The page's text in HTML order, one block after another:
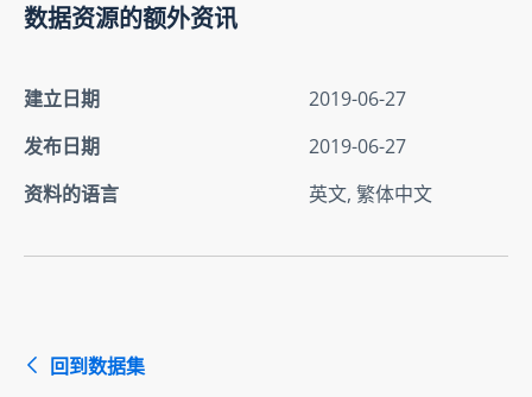
数据资源的额外资讯
建立日期
2019-06-27
发布日期
2019-06-27
资料的语言
英文, 繁体中文
回到数据集